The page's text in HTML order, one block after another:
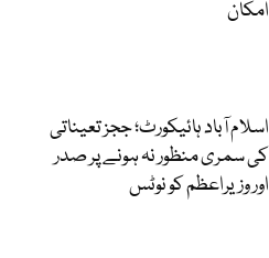
امکان
اسلام آباد ہائیکورٹ؛ ججز تعیناتی
کی سمری منظور نہ ہونے پر صدر
اور وزیراعظم کو نوٹس